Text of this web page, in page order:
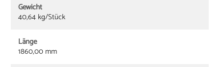
Gewicht
40,64 kg/Stück
Länge
1860,00 mm